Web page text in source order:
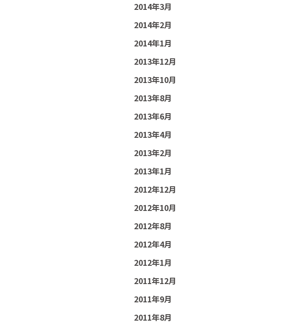
2014年3月
2014年2月
2014年1月
2013年12月
2013年10月
2013年8月
2013年6月
2013年4月
2013年2月
2013年1月
2012年12月
2012年10月
2012年8月
2012年4月
2012年1月
2011年12月
2011年9月
2011年8月